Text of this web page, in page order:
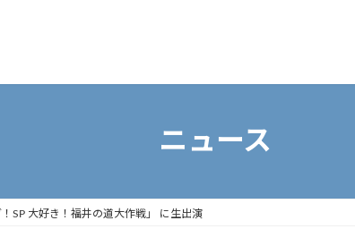
ニュース
SP 大好き！福井の道大作戦」 に生出演